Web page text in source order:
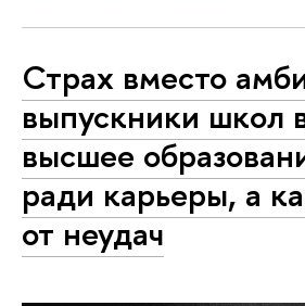
Страх вместо
выпускники школ
высшее
ради карьеры, а
от неудач